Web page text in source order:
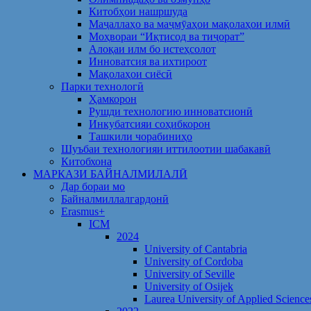
Китобҳои нашршуда
Маҷаллаҳо ва маҷмӯаҳои мақолаҳои илмӣ
Моҳвораи “Иқтисод ва тиҷорат”
Алоқаи илм бо истеҳсолот
Инноватсия ва ихтироот
Мақолаҳои сиёсӣ
Парки технологӣ
Ҳамкорон
Рушди технологию инноватсионӣ
Инкубатсияи соҳибкорон
Ташкили чорабиниҳо
Шуъбаи технологияи иттилоотии шабакавӣ
Китобхона
МАРКАЗИ БАЙНАЛМИЛАЛӢ
Дар бораи мо
Байналмиллалгардонӣ
Erasmus+
ICM
2024
University of Cantabria
University of Cordoba
University of Seville
University of Osijek
Laurea University of Applied